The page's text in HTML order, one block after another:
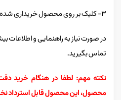
۳- کلیک بر روی محصول خریداری شده و دانلود آن
تماس بگیرید.
نکته مهم: لطفا در هنگام خرید
محصول، این محصول قابل استرداد